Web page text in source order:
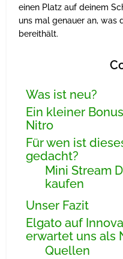
einen Platz auf deinem
uns mal genauer an, was
bereithält.
Was ist neu?
Ein kleiner
Nitro
Für wen ist
gedacht?
Mini Stream
kaufen
Unser Fazit
Elgato auf
erwartet uns als
Quellen